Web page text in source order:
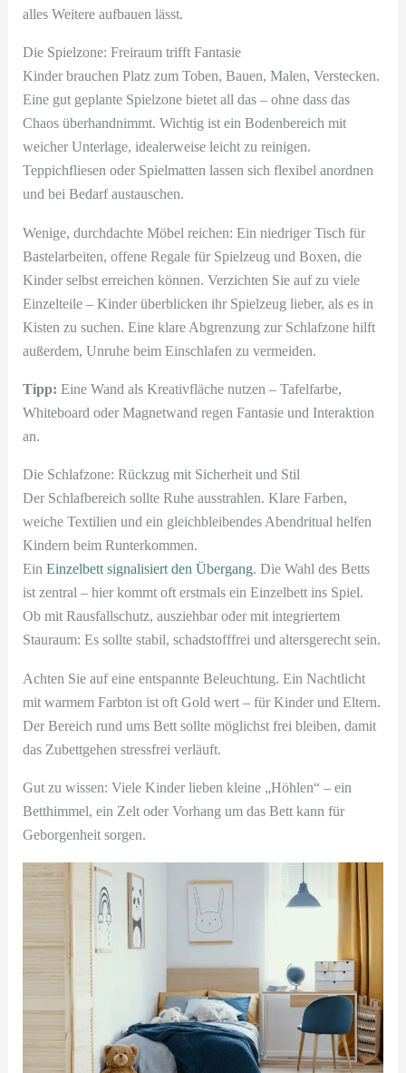
alles Weitere aufbauen lässt.
Die Spielzone: Freiraum trifft Fantasie
Kinder brauchen Platz zum Toben, Bauen, Malen, Verstecken.
Eine gut geplante Spielzone bietet all das – ohne dass das
Chaos überhandnimmt. Wichtig ist ein Bodenbereich mit
weicher Unterlage, idealerweise leicht zu reinigen.
Teppichfliesen oder Spielmatten lassen sich flexibel anordnen
und bei Bedarf austauschen.
Wenige, durchdachte Möbel reichen: Ein niedriger Tisch für
Bastelarbeiten, offene Regale für Spielzeug und Boxen, die
Kinder selbst erreichen können. Verzichten Sie auf zu viele
Einzelteile – Kinder überblicken ihr Spielzeug lieber, als es in
Kisten zu suchen. Eine klare Abgrenzung zur Schlafzone hilft
außerdem, Unruhe beim Einschlafen zu vermeiden.
Tipp: Eine Wand als Kreativfläche nutzen – Tafelfarbe,
Whiteboard oder Magnetwand regen Fantasie und Interaktion
an.
Die Schlafzone: Rückzug mit Sicherheit und Stil
Der Schlafbereich sollte Ruhe ausstrahlen. Klare Farben,
weiche Textilien und ein gleichbleibendes Abendritual helfen
Kindern beim Runterkommen.
EinEinzelbett signalisiert den Übergang. Die Wahl des Betts
ist zentral – hier kommt oft erstmals ein Einzelbett ins Spiel.
Ob mit Rausfallschutz, ausziehbar oder mit integriertem
Stauraum: Es sollte stabil, schadstofffrei und altersgerecht sein.
Achten Sie auf eine entspannte Beleuchtung. Ein Nachtlicht
mit warmem Farbton ist oft Gold wert – für Kinder und Eltern.
Der Bereich rund ums Bett sollte möglichst frei bleiben, damit
das Zubettgehen stressfrei verläuft.
Gut zu wissen: Viele Kinder lieben kleine „Höhlen“ – ein
Betthimmel, ein Zelt oder Vorhang um das Bett kann für
Geborgenheit sorgen.